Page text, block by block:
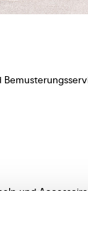
und
Sie unsere